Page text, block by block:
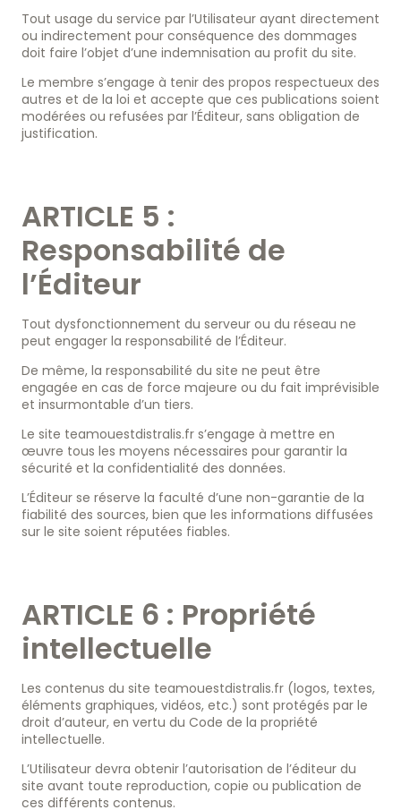
Tout usage du service par l’Utilisateur ayant directement
ou indirectement pour conséquence des dommages
doit faire l’objet d’une indemnisation au profit du site.
Le membre s’engage à tenir des propos respectueux des
autres et de la loi et accepte que ces publications soient
modérées ou refusées par l’Éditeur, sans obligation de
justification.
ARTICLE 5 :
Responsabilité de
l’Éditeur
Tout dysfonctionnement du serveur ou du réseau ne
peut engager la responsabilité de l’Éditeur.
De même, la responsabilité du site ne peut être
engagée en cas de force majeure ou du fait imprévisible
et insurmontable d’un tiers.
Le site teamouestdistralis.fr s’engage à mettre en
œuvre tous les moyens nécessaires pour garantir la
sécurité et la confidentialité des données.
L’Éditeur se réserve la faculté d’une non-garantie de la
fiabilité des sources, bien que les informations diffusées
sur le site soient réputées fiables.
ARTICLE 6 : Propriété
intellectuelle
Les contenus du site teamouestdistralis.fr (logos, textes,
éléments graphiques, vidéos, etc.) sont protégés par le
droit d’auteur, en vertu du Code de la propriété
intellectuelle.
L’Utilisateur devra obtenir l’autorisation de l’éditeur du
site avant toute reproduction, copie ou publication de
ces différents contenus.